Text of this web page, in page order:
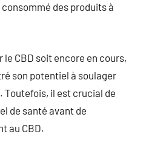
des produits à
CBD soit encore en cours,
son potentiel à soulager
Toutefois, il est crucial de
de santé avant de
au CBD.